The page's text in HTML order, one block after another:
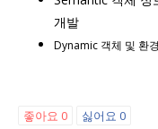
개발
Dynamic 객체 및 환
좋아요 0 싫어요 0